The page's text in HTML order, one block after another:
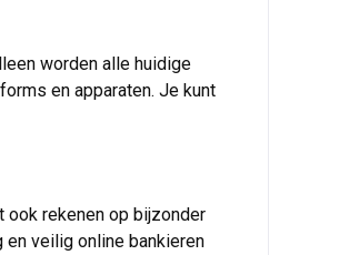
worden alle huidige
en apparaten. Je kunt
ook rekenen op bijzonder
veilig online bankieren